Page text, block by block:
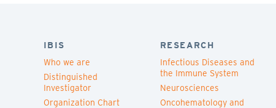
IBIS
Who we are
Distinguished
Investigator
Organization Chart
RESEARCH
Infectious Diseases and
the Immune System
Neurosciences
Oncohematology and